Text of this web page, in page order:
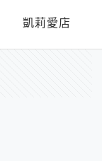
凱莉愛店